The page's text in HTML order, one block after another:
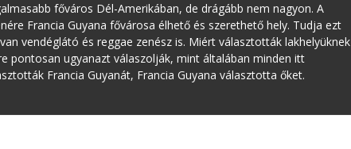
főváros Dél-Amerikában, de drágább nem nagyon. A
Francia Guyana fővárosa élhető és szerethető hely. Tudja ezt
vendéglátó és reggae zenész is. Miért választották lakhelyüknek
pontosan ugyanazt válaszolják, mint általában minden itt
Francia Guyanát, Francia Guyana választotta őket.